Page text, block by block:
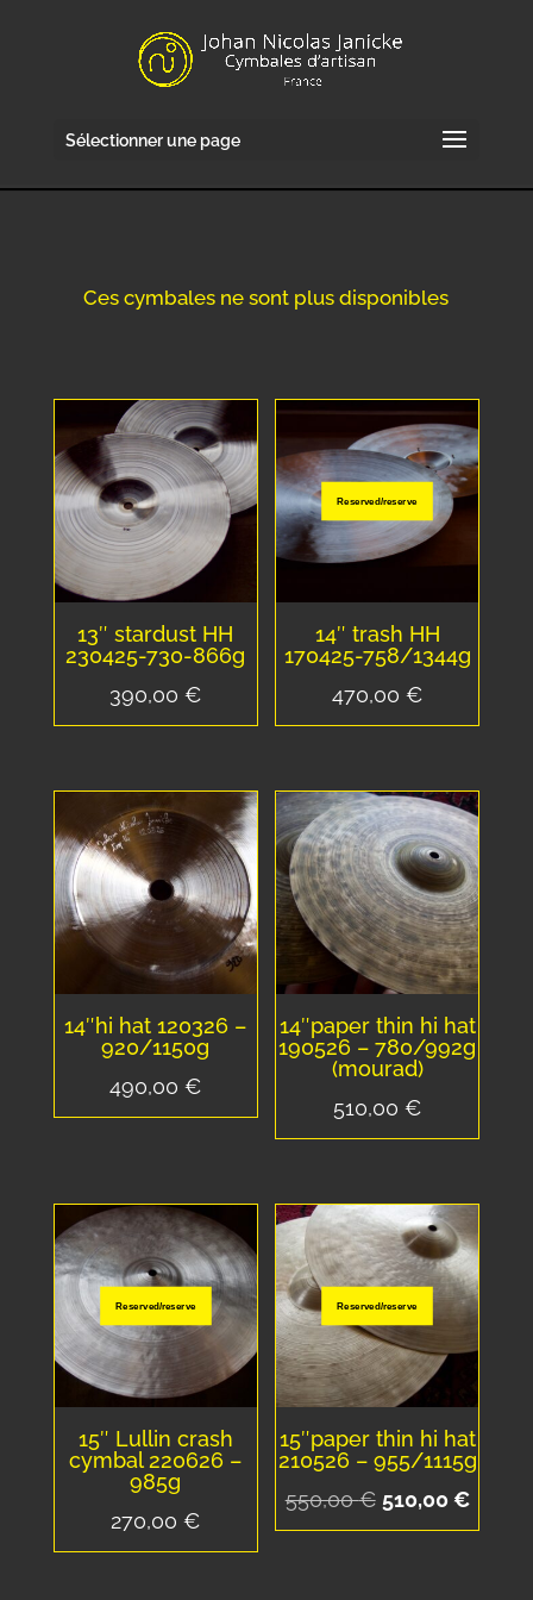
Sélectionner une page
Ces cymbales ne sont plus disponibles
13″ stardust HH
230425-730-866g
390,00€
Reserved/reserve
14″ trash HH
170425-758/1344g
470,00€
14″hi hat 120326 –
920/1150g
490,00€
14″paper thin hi hat
190526 – 780/992g
(mourad)
510,00€
Reserved/reserve
15″ Lullin crash
cymbal 220626 –
985g
270,00€
Reserved/reserve
15″paper thin hi hat
210526 – 955/1115g
550,00€ Le
prix
510,00 €Le
prix